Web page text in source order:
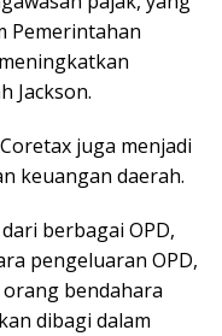
Pemerintahan
Jackson.
juga menjadi
keuangan daerah.
berbagai OPD,
pengeluaran OPD,
orang bendahara
dibagi dalam